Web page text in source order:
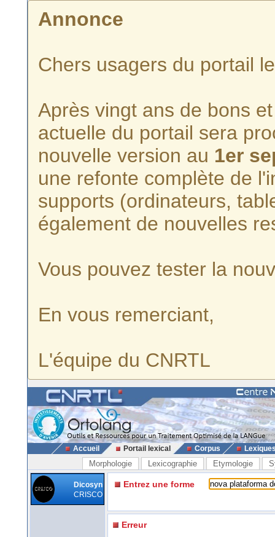
Annonce
Chers usagers du portail
Après vingt ans de bons
actuelle du portail sera
nouvelle version au 1er
une refonte complète de
supports (ordinateurs,
également de nouvelles
Vous pouvez tester la
En vous remerciant,
L'équipe du CNRTL
Accueil Portail lexical Corpus
Morphologie Lexicographie Etymologie
Dicosyn
CRISCO
Entrez une forme
Erreur